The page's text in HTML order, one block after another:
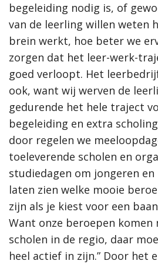
begeleiding nodig is, of
van de leerling willen weten
brein werkt, hoe beter we
zorgen dat het leer-werk-
goed verloopt. Het
ook, want wij werven de
gedurende het hele traject
begeleiding en extra
door regelen we
toeleverende scholen en
studiedagen om jongeren
laten zien welke mooie
zijn als je kiest voor een
Want onze beroepen komen
scholen in de regio, daar
heel actief in zijn.” Door het